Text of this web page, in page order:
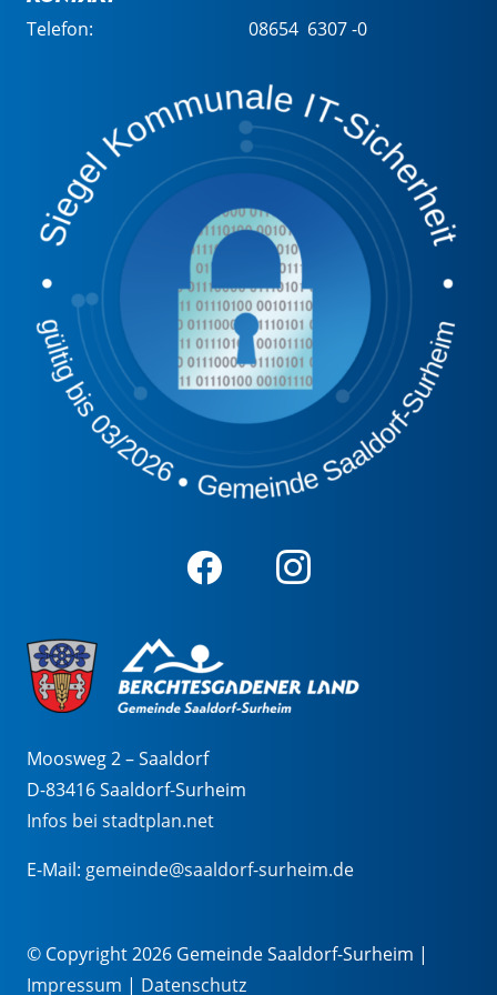
Telefon: 08654 6307 -0
Moosweg 2 – Saaldorf
D-83416 Saaldorf-Surheim
Infos bei stadtplan.net
E-Mail: gemeinde@saaldorf-surheim.de
© Copyright 2026 Gemeinde Saaldorf-Surheim |
Impressum | Datenschutz